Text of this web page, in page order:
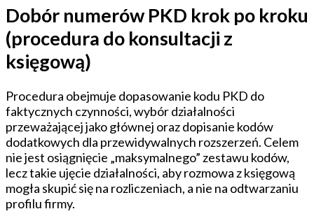
Dobór numerów PKD krok po kroku
(procedura do konsultacji z
księgową)
Procedura obejmuje dopasowanie kodu PKD do
faktycznych czynności, wybór działalności
przeważającej jako głównej oraz dopisanie kodów
dodatkowych dla przewidywalnych rozszerzeń. Celem
nie jest osiągnięcie „maksymalnego” zestawu kodów,
lecz takie ujęcie działalności, aby rozmowa z księgową
mogła skupić się na rozliczeniach, a nie na odtwarzaniu
profilu firmy.